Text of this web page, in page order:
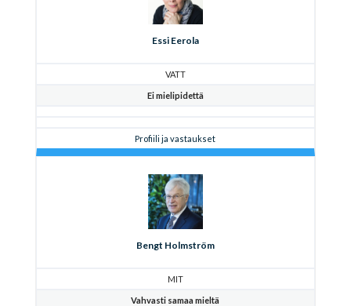
Essi Eerola
VATT
Ei mielipidettä
Profiili ja vastaukset
Bengt Holmström
MIT
Vahvasti samaa mieltä